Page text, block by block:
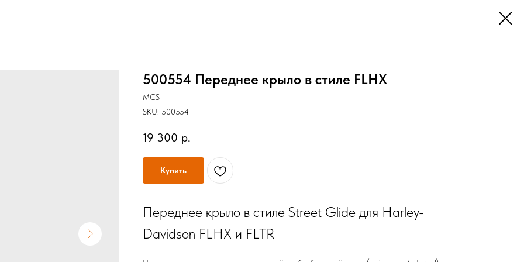
500554 Переднее крыло в стиле FLHX
MCS
SKU: 500554
19 300 р.
Купить
Переднее крыло в стиле Street Glide для Harley-
Davidson FLHX и FLTR